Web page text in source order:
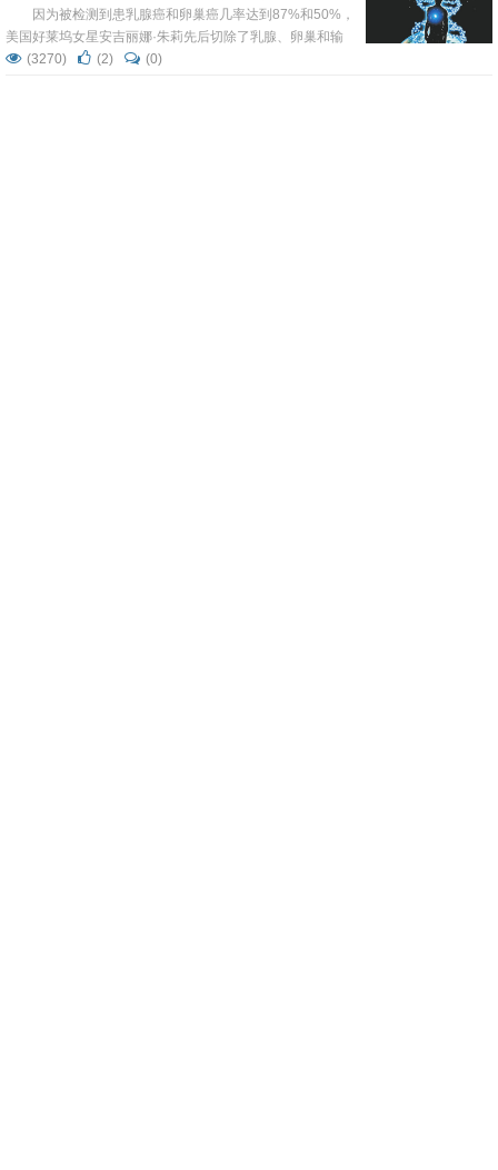
国约翰斯·霍普金斯大学医学院VictorVelculescu&LuisDiaz
实验室的RebeccaLeary和同事，以及...
因为被检测到患乳腺癌和卵巢癌几率达到87%和50%，
美国好莱坞女星安吉丽娜·朱莉先后切除了乳腺、卵巢和输
卵管。只有39岁，为了防癌，朱莉两年内切掉了三个器官，
(3270) (2) (0)